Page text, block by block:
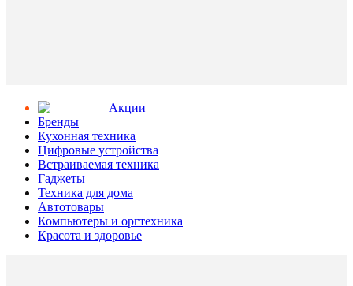
Aкции
Бренды
Кухонная техника
Цифровые устройства
Встраиваемая техника
Гаджеты
Техника для дома
Автотовары
Компьютеры и оргтехника
Красота и здоровье